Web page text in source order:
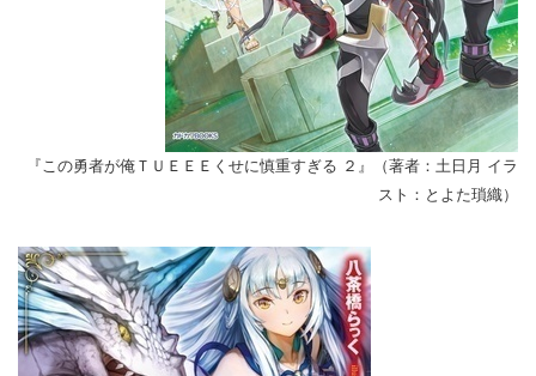
『この勇者が俺ＴＵＥＥＥくせに慎重すぎる ２』（著者：土日月 イラ
スト：とよた瑣織）